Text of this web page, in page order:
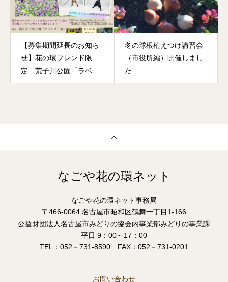
【募集期間延長のお知ら
せ】花の環フレンド限
定 荒子川公園「ラベン
冬の球根植えつけ講習会
（市役所編）開催しまし
た
なごや花の環ネット
なごや花の環ネット事務局
〒466-0064 名古屋市昭和区鶴舞一丁目1-166
公益財団法人名古屋市みどりの協会内事業部みどりの事業課
平日 9：00～17：00
TEL：052－731-8590 FAX：052－731-0201
お問い合わせ